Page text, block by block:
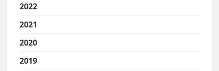
2022
2021
2020
2019